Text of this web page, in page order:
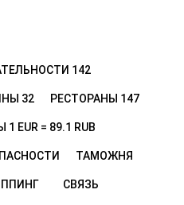
142
32 РЕСТОРАНЫ 147
1 EUR = 89.1 RUB
ТАМОЖНЯ
СВЯЗЬ